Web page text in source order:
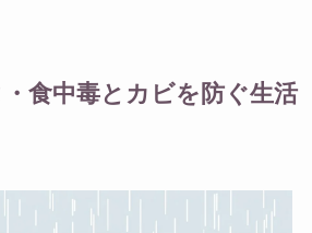
食中毒とカビを防ぐ生活